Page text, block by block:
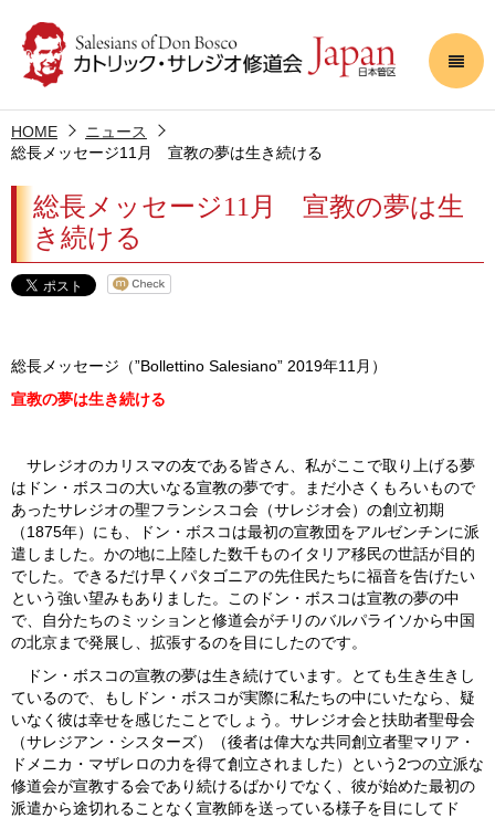
HOME
ニュース
総長メッセージ11月 宣教の夢は生き続ける
総長メッセージ11月 宣教の夢は生
き続ける
総長メッセージ（”Bollettino Salesiano” 2019年11月）
宣教の夢は生き続ける
サレジオのカリスマの友である皆さん、私がここで取り上げる夢
はドン・ボスコの大いなる宣教の夢です。まだ小さくもろいもので
あったサレジオの聖フランシスコ会（サレジオ会）の創立初期
（1875年）にも、ドン・ボスコは最初の宣教団をアルゼンチンに派
遣しました。かの地に上陸した数千ものイタリア移民の世話が目的
でした。できるだけ早くパタゴニアの先住民たちに福音を告げたい
という強い望みもありました。このドン・ボスコは宣教の夢の中
で、自分たちのミッションと修道会がチリのバルパライソから中国
の北京まで発展し、拡張するのを目にしたのです。
ドン・ボスコの宣教の夢は生き続けています。とても生き生きし
ているので、もしドン・ボスコが実際に私たちの中にいたなら、疑
いなく彼は幸せを感じたことでしょう。サレジオ会と扶助者聖母会
（サレジアン・シスターズ）（後者は偉大な共同創立者聖マリア・
ドメニカ・マザレロの力を得て創立されました）という2つの立派な
修道会が宣教する会であり続けるばかりでなく、彼が始めた最初の
派遣から途切れることなく宣教師を送っている様子を目にしてド